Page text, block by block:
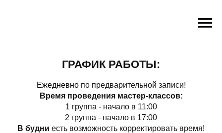
ГРАФИК РАБОТЫ:
Ежедневно по предварительной записи!
Время проведения мастер-классов:
1 группа - начало в 11:00
2 группа - начало в 17:00
В будни есть возможность корректировать время!